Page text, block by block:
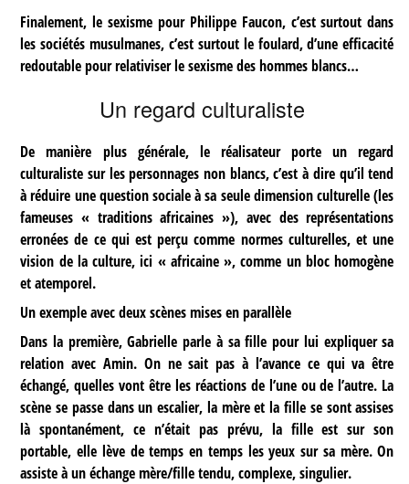
Finalement, le sexisme pour Philippe Faucon, c’est surtout dans
les sociétés musulmanes, c’est surtout le foulard, d’une efficacité
redoutable pour relativiser le sexisme des hommes blancs…
Un regard culturaliste
De manière plus générale, le réalisateur porte un regard
culturaliste sur les personnages non blancs, c’est à dire qu’il tend
à réduire une question sociale à sa seule dimension culturelle (les
fameuses « traditions africaines »), avec des représentations
erronées de ce qui est perçu comme normes culturelles, et une
vision de la culture, ici « africaine », comme un bloc homogène
et atemporel.
Un exemple avec deux scènes mises en parallèle
Dans la première, Gabrielle parle à sa fille pour lui expliquer sa
relation avec Amin. On ne sait pas à l’avance ce qui va être
échangé, quelles vont être les réactions de l’une ou de l’autre. La
scène se passe dans un escalier, la mère et la fille se sont assises
là spontanément, ce n’était pas prévu, la fille est sur son
portable, elle lève de temps en temps les yeux sur sa mère. On
assiste à un échange mère/fille tendu, complexe, singulier.